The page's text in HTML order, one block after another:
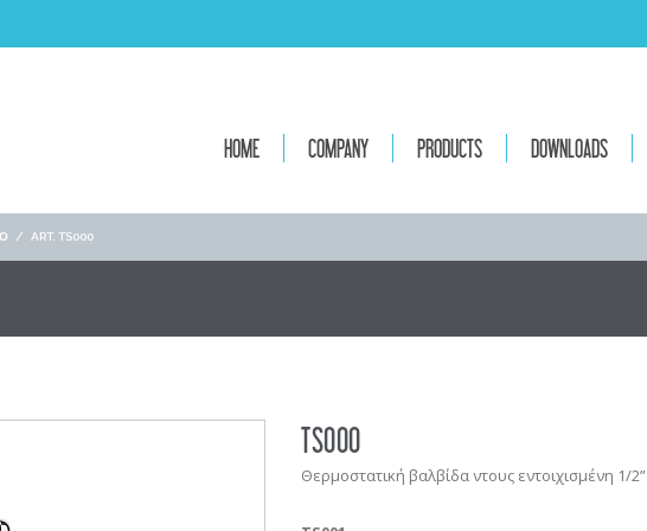
HOME COMPANY PRODUCTS DOWNLOADS
/ ART. TS000
TS000
Θερμοστατική βαλβίδα ντους εντοιχισμένη 1/2”